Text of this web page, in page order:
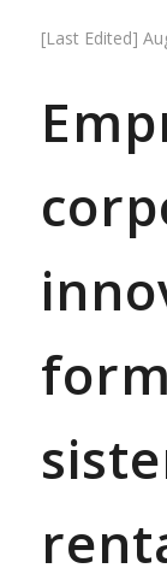
[Last Edited]